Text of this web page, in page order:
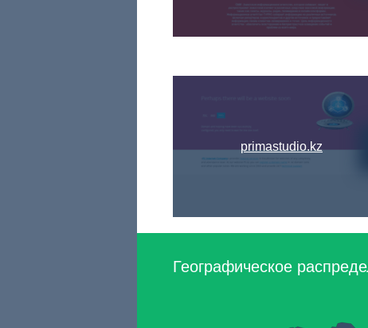
primastudio.kz
Географическое